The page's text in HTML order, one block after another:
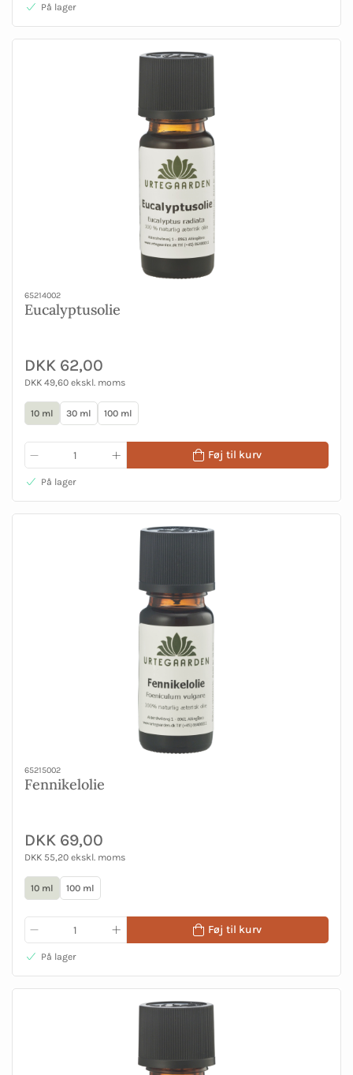
På lager
65214002
Eucalyptusolie
DKK 62,00
DKK 49,60 ekskl. moms
10 ml 30 ml 100 ml
Føj til kurv
På lager
65215002
Fennikelolie
DKK 69,00
DKK 55,20 ekskl. moms
10 ml 100 ml
Føj til kurv
På lager